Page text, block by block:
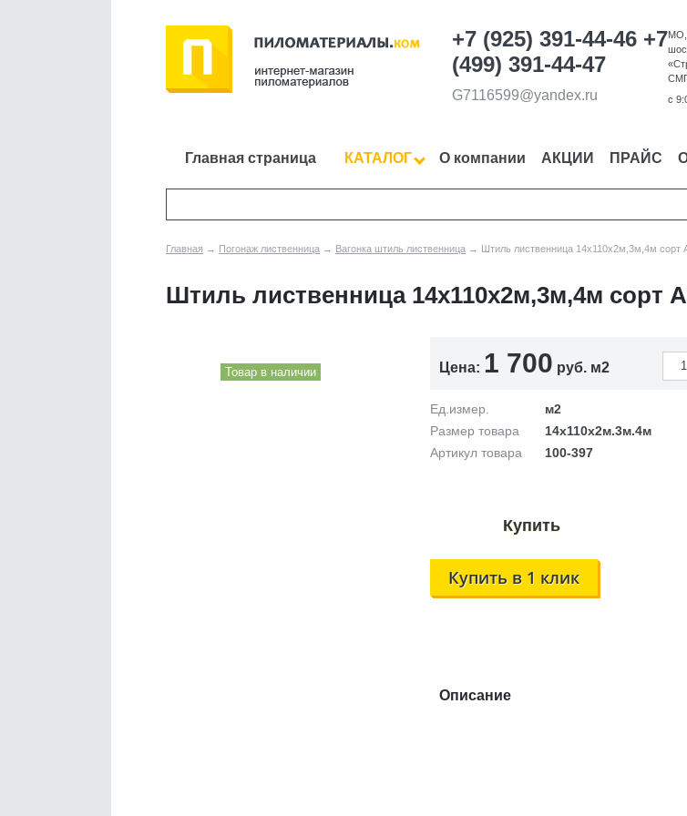
+7 (925) 391-44-46 +7
(499) 391-44-47
G7116599@yandex.ru
МО,
c
Главная страница КАТАЛОГ О компании АКЦИИ ПРАЙС
Главная → Погонаж лиственница → Вагонка штиль лиственница → Штиль лиственница 14х110х2м,3м,4м сорт
Штиль лиственница 14х110х2м,3м,4м сорт
Товар в наличии Цена: 1 700 руб. м2
Ед.измер.
м2
Размер товара
14х110х2м.3м.4м
Артикул товара
100-397
Купить в 1 клик
Описание